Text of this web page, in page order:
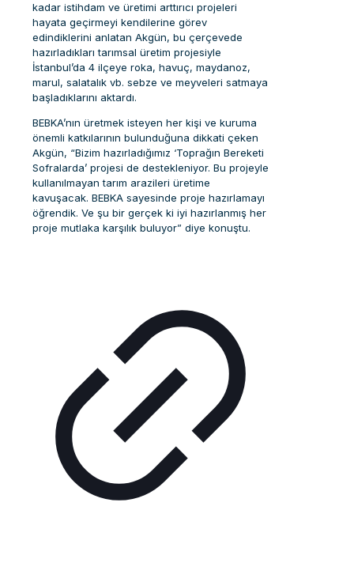
kadar istihdam ve üretimi arttırıcı projeleri
hayata geçirmeyi kendilerine görev
edindiklerini anlatan Akgün, bu çerçevede
hazırladıkları tarımsal üretim projesiyle
İstanbul’da 4 ilçeye roka, havuç, maydanoz,
marul, salatalık vb. sebze ve meyveleri satmaya
başladıklarını aktardı.
BEBKA’nın üretmek isteyen her kişi ve kuruma
önemli katkılarının bulunduğuna dikkati çeken
Akgün, “Bizim hazırladığımız ‘Toprağın Bereketi
Sofralarda’ projesi de destekleniyor. Bu projeyle
kullanılmayan tarım arazileri üretime
kavuşacak. BEBKA sayesinde proje hazırlamayı
öğrendik. Ve şu bir gerçek ki iyi hazırlanmış her
proje mutlaka karşılık buluyor” diye konuştu.